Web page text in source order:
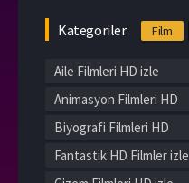
Kategoriler Film
Aile Filmleri HD izle
Animasyon Filmleri HD
izle
Biyografi Filmleri HD
izle
Fantastik HD Filmler izle